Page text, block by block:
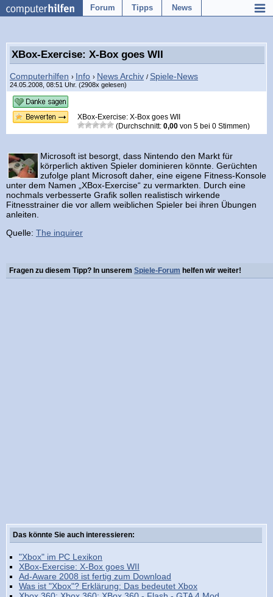
Forum Tipps News
XBox-Exercise: X-Box goes WII
Computerhilfen › Info › News Archiv / Spiele-News
24.05.2008, 08:51 Uhr. (2908x gelesen)
XBox-Exercise: X-Box goes WII
(Durchschnitt: 0,00 von 5 bei 0 Stimmen)
Microsoft ist besorgt, dass Nintendo den Markt für
körperlich aktiven Spieler dominieren könnte. Gerüchten
zufolge plant Microsoft daher, eine eigene Fitness-Konsole
unter dem Namen „XBox-Exercise“ zu vermarkten. Durch eine
nochmals verbesserte Grafik sollen realistisch wirkende
Fitnesstrainer die vor allem weiblichen Spieler bei ihren Übungen
anleiten.
Quelle: The inquirer
Fragen zu diesem Tipp? In unserem Spiele-Forum helfen wir weiter!
Das könnte Sie auch interessieren:
"Xbox" im PC Lexikon
XBox-Exercise: X-Box goes WII
Ad-Aware 2008 ist fertig zum Download
Was ist "Xbox"? Erklärung: Das bedeutet Xbox